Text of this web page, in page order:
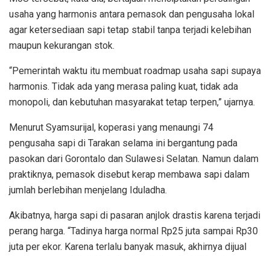
usaha yang harmonis antara pemasok dan pengusaha lokal
agar ketersediaan sapi tetap stabil tanpa terjadi kelebihan
maupun kekurangan stok.
“Pemerintah waktu itu membuat roadmap usaha sapi supaya
harmonis. Tidak ada yang merasa paling kuat, tidak ada
monopoli, dan kebutuhan masyarakat tetap terpen,” ujarnya.
Menurut Syamsurijal, koperasi yang menaungi 74
pengusaha sapi di Tarakan selama ini bergantung pada
pasokan dari Gorontalo dan Sulawesi Selatan. Namun dalam
praktiknya, pemasok disebut kerap membawa sapi dalam
jumlah berlebihan menjelang Iduladha.
Akibatnya, harga sapi di pasaran anjlok drastis karena terjadi
perang harga. “Tadinya harga normal Rp25 juta sampai Rp30
juta per ekor. Karena terlalu banyak masuk, akhirnya dijual